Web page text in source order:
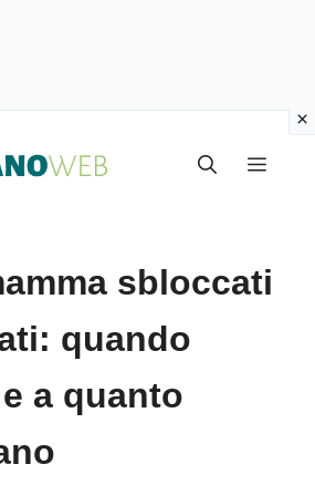
Menu
sbloccati
quando
a quanto